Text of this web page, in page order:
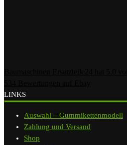
LINKS
Auswahl – Gummikettenmodell
Zahlung und Versand
Shop